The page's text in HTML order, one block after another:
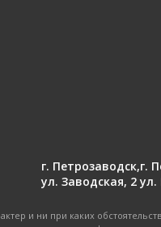
г. Петрозаводск,
ул. Заводская, 2
г.
ул.
и ни при каких